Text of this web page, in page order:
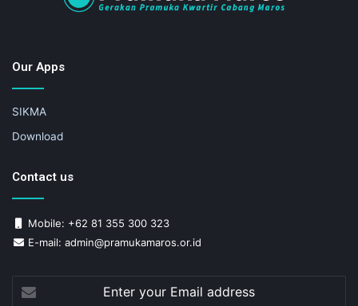
Our Apps
SIKMA
Download
Contact us
Mobile: +62 81 355 300 323
E-mail: admin@pramukamaros.or.id
your